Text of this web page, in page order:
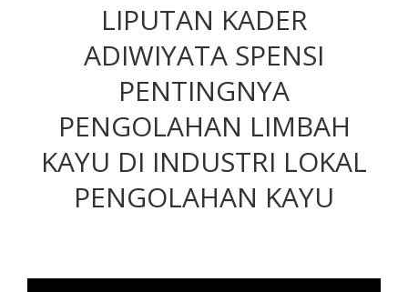
LIPUTAN KADER
ADIWIYATA SPENSI
PENTINGNYA
PENGOLAHAN LIMBAH
KAYU DI INDUSTRI LOKAL
PENGOLAHAN KAYU